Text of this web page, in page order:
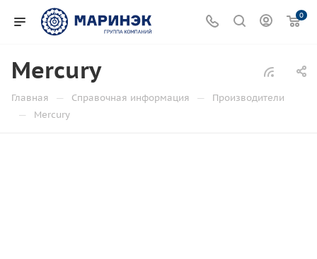
0
Mercury
Главная — Справочная информация — Производители
— Mercury